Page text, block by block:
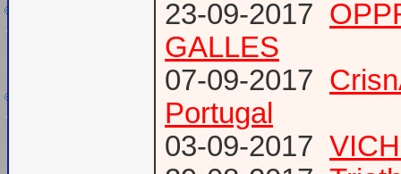
23-09-2017
GALLES
07-09-2017
Portugal
03-09-2017